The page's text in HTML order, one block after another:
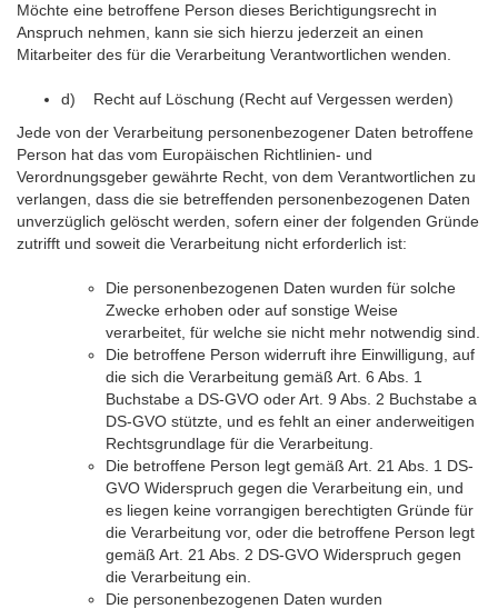
Möchte eine betroffene Person dieses Berichtigungsrecht in
Anspruch nehmen, kann sie sich hierzu jederzeit an einen
Mitarbeiter des für die Verarbeitung Verantwortlichen wenden.
d) Recht auf Löschung (Recht auf Vergessen werden)
Jede von der Verarbeitung personenbezogener Daten betroffene
Person hat das vom Europäischen Richtlinien- und
Verordnungsgeber gewährte Recht, von dem Verantwortlichen zu
verlangen, dass die sie betreffenden personenbezogenen Daten
unverzüglich gelöscht werden, sofern einer der folgenden Gründe
zutrifft und soweit die Verarbeitung nicht erforderlich ist:
Die personenbezogenen Daten wurden für solche
Zwecke erhoben oder auf sonstige Weise
verarbeitet, für welche sie nicht mehr notwendig sind.
Die betroffene Person widerruft ihre Einwilligung, auf
die sich die Verarbeitung gemäß Art. 6 Abs. 1
Buchstabe a DS-GVO oder Art. 9 Abs. 2 Buchstabe a
DS-GVO stützte, und es fehlt an einer anderweitigen
Rechtsgrundlage für die Verarbeitung.
Die betroffene Person legt gemäß Art. 21 Abs. 1 DS-
GVO Widerspruch gegen die Verarbeitung ein, und
es liegen keine vorrangigen berechtigten Gründe für
die Verarbeitung vor, oder die betroffene Person legt
gemäß Art. 21 Abs. 2 DS-GVO Widerspruch gegen
die Verarbeitung ein.
Die personenbezogenen Daten wurden